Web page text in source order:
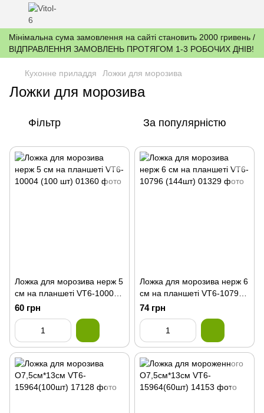
Мінімальна сума замовлення на сайті становить 2000 гривень /
ВІДПРАВЛЕННЯ ЗАМОВЛЕНЬ ПРОТЯГОМ 1-3 РОБОЧИХ ДНІВ!
Кухонне приладдя Ложки для морозива
Ложки для морозива
Фільтр За популярністю
Ложка для морозива нерж 5
см на планшеті VT6-10004
(100 шт)
60 грн
Ложка для морозива нерж 6
см на планшеті VT6-10796
(144шт)
74 грн